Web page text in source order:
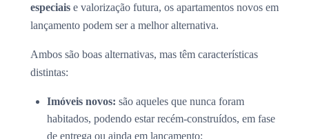
especiais e valorização futura, os apartamentos novos em
lançamento podem ser a melhor alternativa.
Ambos são boas alternativas, mas têm características
distintas:
Imóveis novos: são aqueles que nunca foram
habitados, podendo estar recém-construídos, em fase
de entrega ou ainda em lançamento;